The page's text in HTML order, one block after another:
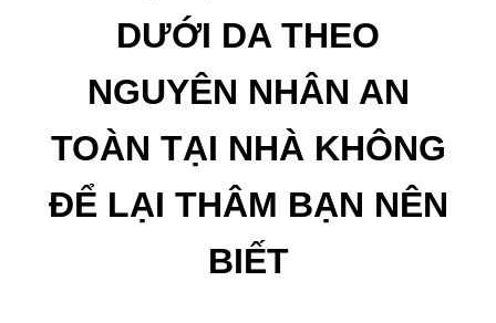
DƯỚI DA THEO
NGUYÊN NHÂN AN
TOÀN TẠI NHÀ KHÔNG
ĐỂ LẠI THÂM BẠN NÊN
BIẾT